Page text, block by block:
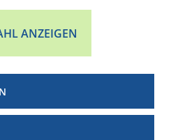
ANZEIGEN